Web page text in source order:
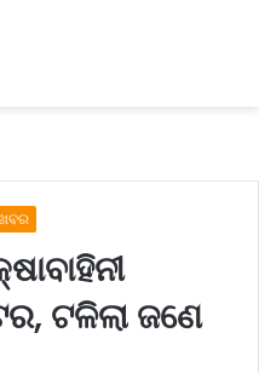
ଟଳିଲା ଜଣେ